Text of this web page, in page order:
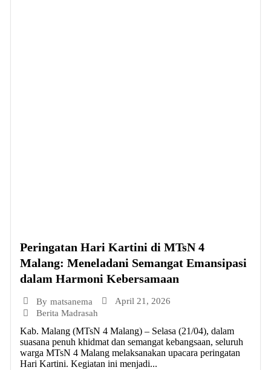
Peringatan Hari Kartini di MTsN 4
Malang: Meneladani Semangat Emansipasi
dalam Harmoni Kebersamaan
By matsanema
April 21, 2026
Berita Madrasah
Kab. Malang (MTsN 4 Malang) – Selasa (21/04), dalam
suasana penuh khidmat dan semangat kebangsaan, seluruh
warga MTsN 4 Malang melaksanakan upacara peringatan
Hari Kartini. Kegiatan ini menjadi...